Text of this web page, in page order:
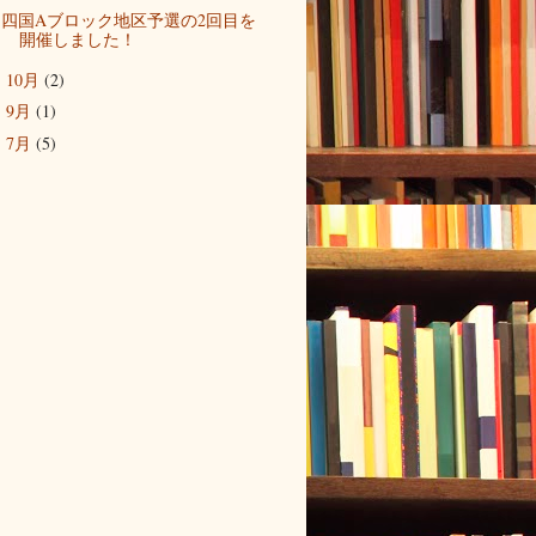
四国Aブロック地区予選の2回目を
開催しました！
10月 (2)
9月 (1)
7月 (5)